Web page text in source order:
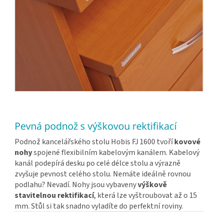
Pevná podnož s výškovou rektifikací
Podnož kancelářského stolu Hobis FJ 1600 tvoříkovové
nohyspojené flexibilním kabelovým kanálem. Kabelový
kanál podepírá desku po celé délce stolu a výrazně
zvyšuje pevnost celého stolu. Nemáte ideálně rovnou
podlahu? Nevadí. Nohy jsou vybavenyvýškově
stavitelnou rektifikací, která lze vyštroubovat až o 15
mm. Stůl si tak snadno vyladíte do perfektní roviny.